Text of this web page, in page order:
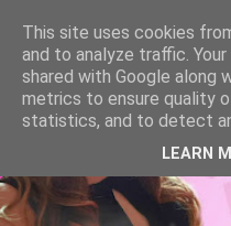
This site uses cookies
and to analyze traffic.
shared with Google along
metrics to ensure quality
statistics, and to detect
LEARN